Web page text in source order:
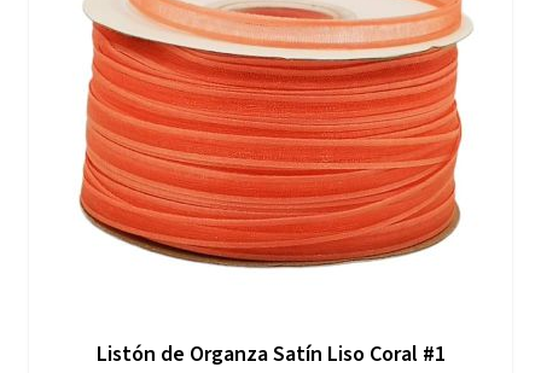
Listón de Organza Satín Liso Coral #1